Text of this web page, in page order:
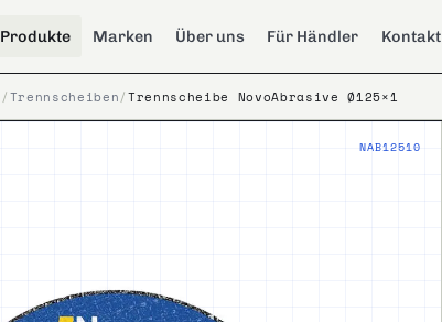
Produkte Marken Über uns Für Händler Kontakt
/Trennscheiben/Trennscheibe NovoAbrasive Ø125×1
NAB12510